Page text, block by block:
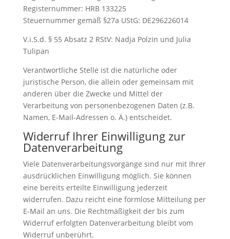
Registernummer: HRB 133225
Steuernummer gemäß §27a UStG: DE296226014
V.i.S.d. § 55 Absatz 2 RStV: Nadja Polzin und Julia
Tulipan
Verantwortliche Stelle ist die natürliche oder
juristische Person, die allein oder gemeinsam mit
anderen über die Zwecke und Mittel der
Verarbeitung von personenbezogenen Daten (z.B.
Namen, E-Mail-Adressen o. Ä.) entscheidet.
Widerruf Ihrer Einwilligung zur
Datenverarbeitung
Viele Datenverarbeitungsvorgänge sind nur mit Ihrer
ausdrücklichen Einwilligung möglich. Sie können
eine bereits erteilte Einwilligung jederzeit
widerrufen. Dazu reicht eine formlose Mitteilung per
E-Mail an uns. Die Rechtmäßigkeit der bis zum
Widerruf erfolgten Datenverarbeitung bleibt vom
Widerruf unberührt.